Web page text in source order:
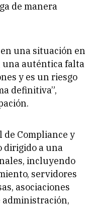
de manera
una situación en
una auténtica falta
y es un riesgo
definitiva”,
Compliance y
dirigido a una
incluyendo
servidores
asociaciones
administración,